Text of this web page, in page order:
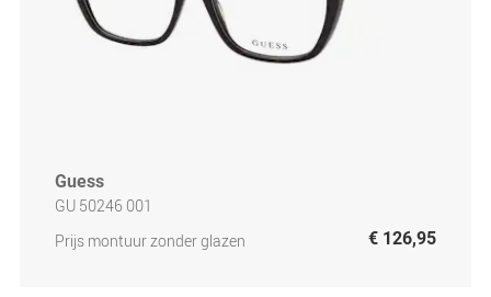
Guess
GU 50246 001
Prijs montuur zonder glazen
€ 126,95